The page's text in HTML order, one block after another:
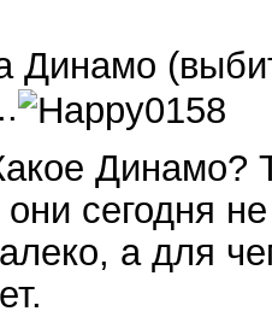
Динамо
Динамо?
сегодня
а для